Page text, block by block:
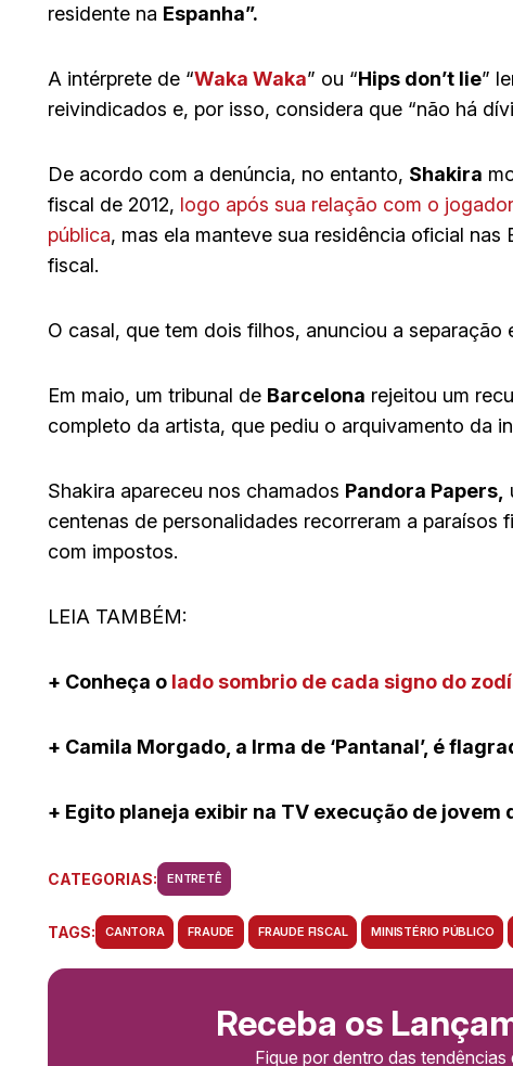
residente na Espanha”.
A intérprete de “Waka Waka” ou “Hips don’t lie”
reivindicados e, por isso, considera que “não há
De acordo com a denúncia, no entanto, Shakira
fiscal de 2012, logo após sua relação com o
pública, mas ela manteve sua residência oficial
fiscal.
O casal, que tem dois filhos, anunciou a separação
Em maio, um tribunal de Barcelona rejeitou um
completo da artista, que pediu o arquivamento da
Shakira apareceu nos chamados Pandora Papers,
centenas de personalidades recorreram a
com impostos.
LEIA TAMBÉM:
+ Conheça o lado sombrio de cada signo do
+ Camila Morgado, a Irma de ‘Pantanal’, é
+ Egito planeja exibir na TV execução de jovem
CATEGORIAS: ENTRETÊ
TAGS: CANTORA FRAUDE FRAUDE FISCAL MINISTÉRIO PÚBLICO
Receba os
Fique por dentro das